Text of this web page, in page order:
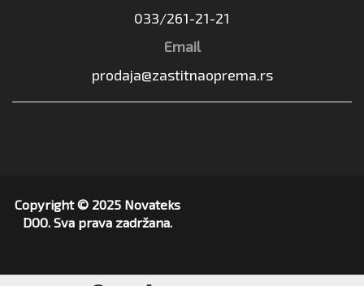
033/261-21-21
Email
prodaja@zastitnaoprema.rs
Copyright © 2025 Novateks
DOO. Sva prava zadržana.